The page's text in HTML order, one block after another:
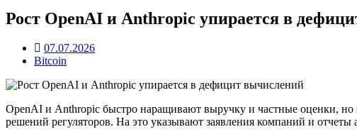
Рост OpenAI и Anthropic упирается в
07.07.2026
Bitcoin
OpenAI и Anthropic быстро наращивают выручку и частные оценки, но
решений регуляторов. На это указывают заявления компаний и отчеты